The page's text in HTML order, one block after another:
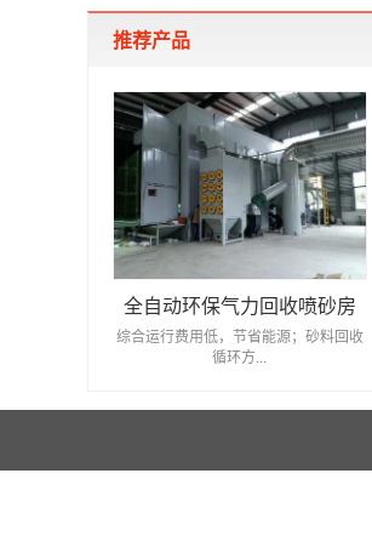
推荐产品
全自动环保气力回收喷砂房
综合运行费用低，节省能源；砂料回收
循环方...